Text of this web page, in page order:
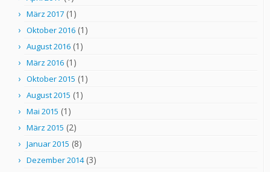
März 2017 (1)
Oktober 2016 (1)
August 2016 (1)
März 2016 (1)
Oktober 2015 (1)
August 2015 (1)
Mai 2015 (1)
März 2015 (2)
Januar 2015 (8)
Dezember 2014(3)